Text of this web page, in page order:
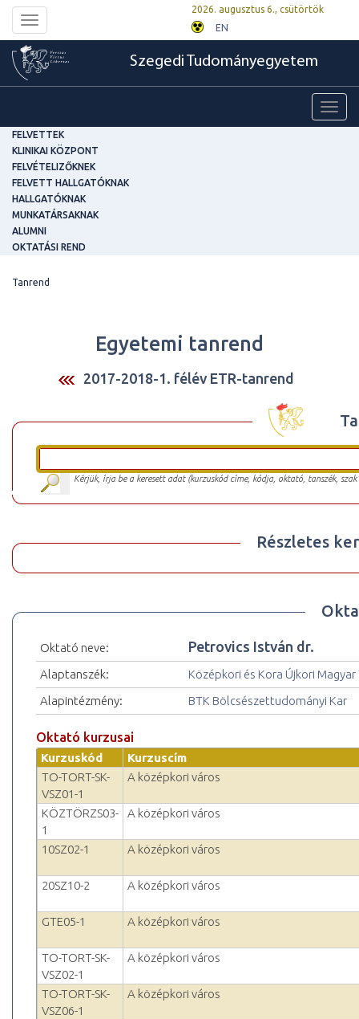
Toggle
navigation
2026. augusztus 6., csütörtök
EN
Szegedi Tudományegyetem
FELVETTEK
KLINIKAI KÖZPONT
FELVÉTELIZŐKNEK
FELVETT HALLGATÓKNAK
HALLGATÓKNAK
MUNKATÁRSAKNAK
ALUMNI
OKTATÁSI REND
Tanrend
Egyetemi tanrend
2017-2018-1. félév ETR-tanrend
Kérjük, írja be a keresett adat (kurzuskód címe, kódja, oktató, tanszék,
Részletes
Oktató neve: Petrovics István dr.
Alaptanszék:
Középkori és Kora Újkori
Alapintézmény:
BTK Bölcsészettudományi Kar
Oktató kurzusai
Kurzuskód
Kurzuscím
TO-TORT-SK-
VSZ01-1
A középkori város
KÖZTÖRZS03-
1
A középkori város
10SZ02-1 A középkori város
20SZ10-2 A középkori város
GTE05-1 A középkori város
TO-TORT-SK-
VSZ02-1
A középkori város
TO-TORT-SK-
VSZ06-1
A középkori város